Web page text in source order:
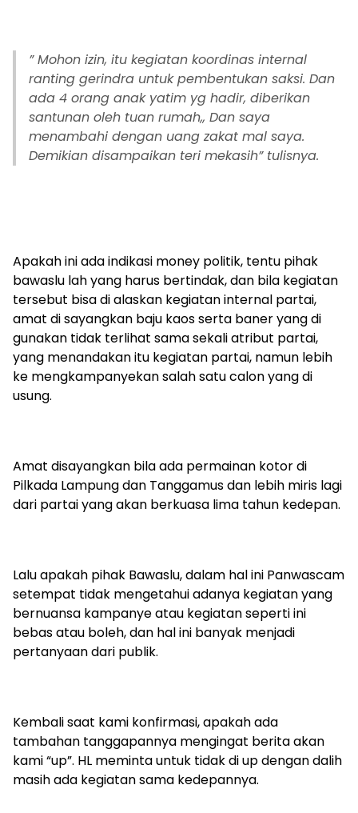
” Mohon izin, itu kegiatan koordinas internal
ranting gerindra untuk pembentukan saksi. Dan
ada 4 orang anak yatim yg hadir, diberikan
santunan oleh tuan rumah,, Dan saya
menambahi dengan uang zakat mal saya.
Demikian disampaikan teri mekasih” tulisnya.
Apakah ini ada indikasi money politik, tentu pihak
bawaslu lah yang harus bertindak, dan bila kegiatan
tersebut bisa di alaskan kegiatan internal partai,
amat di sayangkan baju kaos serta baner yang di
gunakan tidak terlihat sama sekali atribut partai,
yang menandakan itu kegiatan partai, namun lebih
ke mengkampanyekan salah satu calon yang di
usung.
Amat disayangkan bila ada permainan kotor di
Pilkada Lampung dan Tanggamus dan lebih miris lagi
dari partai yang akan berkuasa lima tahun kedepan.
Lalu apakah pihak Bawaslu, dalam hal ini Panwascam
setempat tidak mengetahui adanya kegiatan yang
bernuansa kampanye atau kegiatan seperti ini
bebas atau boleh, dan hal ini banyak menjadi
pertanyaan dari publik.
Kembali saat kami konfirmasi, apakah ada
tambahan tanggapannya mengingat berita akan
kami “up”. HL meminta untuk tidak di up dengan dalih
masih ada kegiatan sama kedepannya.